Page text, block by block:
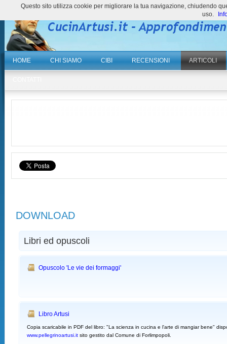
HOME CHI SIAMO CIBI RECENSIONI ARTICOLI
DOWNLOAD
Libri ed opuscoli
Opuscolo 'Le vie dei formaggi'
Libro Artusi
Copia scaricabile in PDF del libro: "La scienza in cucina e l'arte di mangiar bene"
www.pellegrinoartusi.it sito gestito dal Comune di Forlimpopoli.
Questo sito utilizza cookie per migliorare la tua navigazione, chiudendo
uso.